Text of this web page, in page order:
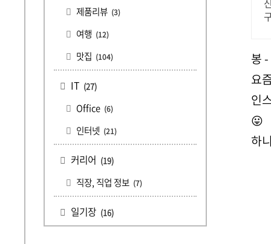
제품리뷰 (3)
여행 (12)
맛집 (104)
IT (27)
Office (6)
인터넷 (21)
커리어 (19)
직장, 직업 정보 (7)
일기장 (16)
봉 -
요
인
😛
하